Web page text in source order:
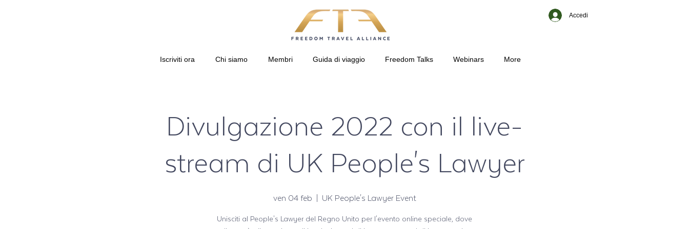
Accedi
Iscriviti ora Chi siamo Membri Guida di viaggio Freedom Talks Webinars More
Divulgazione 2022 con il live-
stream di UK People's Lawyer
ven 04 feb
  |
UK People's Lawyer Event
Unisciti al People's Lawyer del Regno Unito per l'evento online speciale, dove